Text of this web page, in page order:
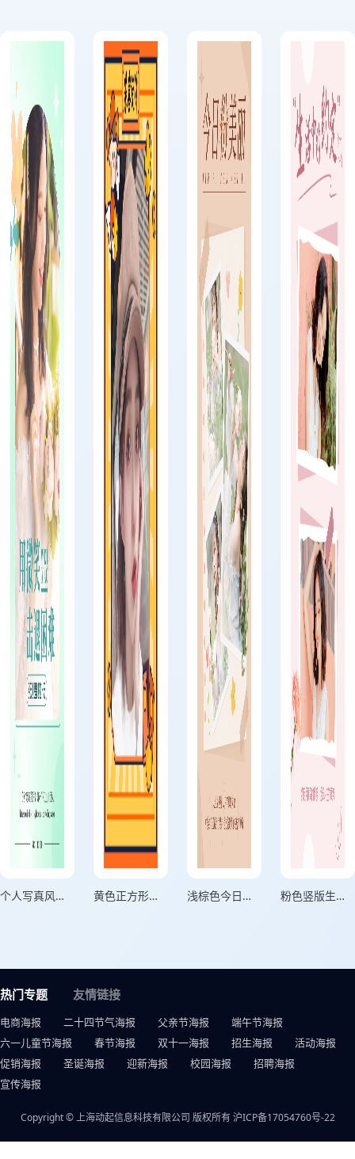
个人写真风格用微笑击退困难绿色竖版海报 黄色正方形头像个人头像海报 浅棕色今日份美丽个人心情海报 粉色竖版生活中的约定海报
热门专题 友情链接
电商海报 二十四节气海报 父亲节海报
端午节海报
六一儿童节海报
春节海报 双十一海报 招生海报
活动海报
促销海报
圣诞海报 迎新海报 校园海报
招聘海报
宣传海报
Copyright © 上海动起信息科技有限公司 版权所有沪ICP备17054760号-22